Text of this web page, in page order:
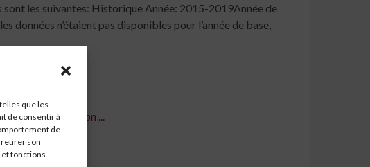
que les
de consentir à
de
retirer son
fonctions.
les suivantes: Historique Année: 2015-2019Année de
n’étaient pas disponibles pour l’année de base,
par région ...
...